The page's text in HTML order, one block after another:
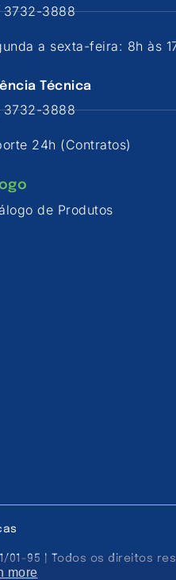
3732-3888
a sexta-feira: 8h às
Técnica
3732-3888
24h (Contratos)
de Produtos
01-95 | Todos os direitos
more